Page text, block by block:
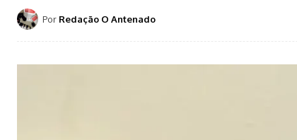
Por Redação O Antenado